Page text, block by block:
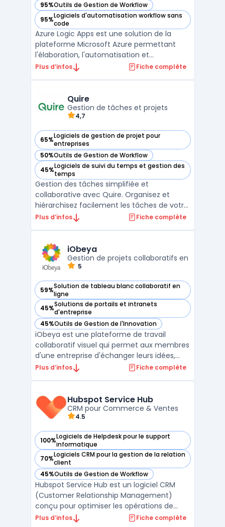
95%Outils de Gestion de Workflow
— voir Microsoft Azure Logic Apps dans cette catégorie
95%Logiciels d'automatisation workflow sans
code
— voir Microsoft Azure Logic Apps dans cette catégorie
Azure Logic Apps est une solution de la
plateforme Microsoft Azure permettant
l'élaboration, l'automatisation et
l'orchestration de workflows complexes
leurs processus métiers, à intégrer
différentes applications cl ...
Plus d’infos Fiche complète
Quire
Gestion de tâches et projets
4,7
65%Logiciels de gestion de projet pour
entreprises
— voir Quire dans cette catégorie
50%Outils de Gestion de Workflow
— voir Quire dans cette catégorie
45%Logiciels de suivi du temps et gestion des
temps
— voir Quire dans cette catégorie
Gestion des tâches simplifiée et
collaborative avec Quire. Organisez et
hiérarchisez facilement les tâches de votre
projet entre plusieurs équipes en temps
personnalisation étendues pour mieux
coordonner votre tra ...
Plus d’infos Fiche complète
iObeya
Gestion de projets collaboratifs en
5
59%Solution de tableau blanc collaboratif en
ligne
— voir iObeya dans cette catégorie
45%Solutions de portails et intranets
d'entreprise
— voir iObeya dans cette catégorie
45%Outils de Gestion de l'Innovation
— voir iObeya dans cette catégorie
iObeya est une plateforme de travail
collaboratif visuel qui permet aux membres
d'une entreprise d'échanger leurs idées,
leurs connaissances et informations en
planification, la formation, la simulation,
etc. iObe ...
Plus d’infos Fiche complète
Hubspot Service Hub
CRM pour Commerce & Ventes
4.5
100%Logiciels de Helpdesk pour le support
informatique
— voir Hubspot Service Hub dans cette catégorie
70%Logiciels CRM pour la gestion de la relation
client
— voir Hubspot Service Hub dans cette catégorie
45%Outils de Gestion de Workflow
— voir Hubspot Service Hub dans cette catégorie
Hubspot Service Hub est un logiciel CRM
(Customer Relationship Management)
conçu pour optimiser les opérations de
Commerce & Ventes. Développé par
Plus d’infos Fiche complète